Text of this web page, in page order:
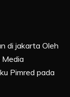
di jakarta Oleh
Pimred pada